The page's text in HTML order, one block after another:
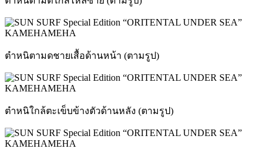
ตำหนิตามดชายเสื้อด้านหน้า (ตามรูป)
ตำหนิใกล้ตะเข็บข้างตัวด้านหลัง (ตามรูป)